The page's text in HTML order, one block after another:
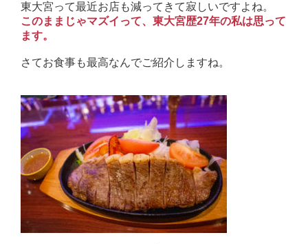
東大宮って最近お店も減ってきて寂しいですよね。
このままじゃマズイって、東大宮歴27年の私は思って
ます。
さてお食事も最高なんでご紹介しますね。